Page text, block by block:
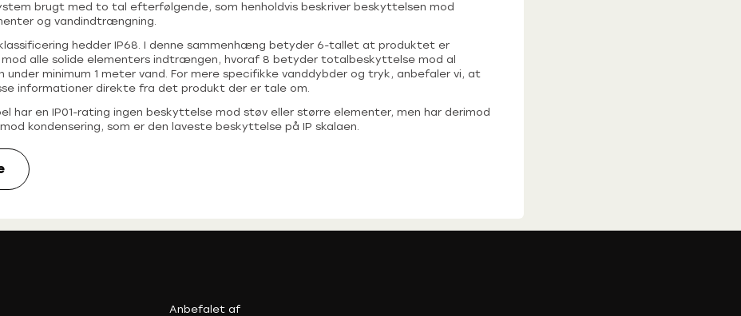
brugt med to tal efterfølgende, som henholdvis beskriver beskyttelsen mod
og vandindtrængning.
hedder IP68. I denne sammenhæng betyder 6-tallet at produktet er
alle solide elementers indtrængen, hvoraf 8 betyder totalbeskyttelse mod al
minimum 1 meter vand. For mere specifikke vanddybder og tryk, anbefaler vi, at
informationer direkte fra det produkt der er tale om.
har en IP01-rating ingen beskyttelse mod støv eller større elementer, men har derimod
kondensering, som er den laveste beskyttelse på IP skalaen.
Anbefalet af